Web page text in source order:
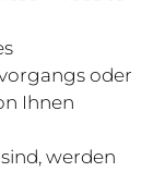
oder
Ihnen
werden